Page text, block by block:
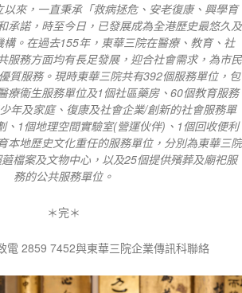
以來，一直秉承「救病拯危、安老復康、興學育
承諾，時至今日，已發展成為全港歷史最悠久及
構。在過去155年，東華三院在醫療、教育、社
服務方面均有長足發展，迎合社會需求，為市民
質服務。現時東華三院共有392個服務單位，包
療衞生服務單位及1 個社區藥房、 60個教育服務
年及家庭、復康及社會企業/創新的社會服務單
、 1 個地理空間實驗室(營運伙伴) 、 1 個回收便利
本地歷史文化重任的服務單位，分別為東華三院
檔案及文物中心，以及25個提供殯葬及廟祀服
務的公共服務單位。
＊完＊
電 2859 7452與東華三院企業傳訊科聯絡